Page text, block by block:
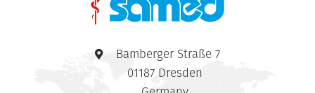
Bamberger Straße 7
01187 Dresden